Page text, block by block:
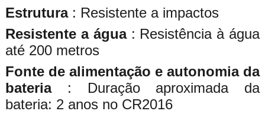
Estrutura : Resistente a impactos
Resistente a água : Resistência à água
até 200 metros
Fonte de alimentação e autonomia da
bateria : Duração aproximada da
bateria: 2 anos no CR2016